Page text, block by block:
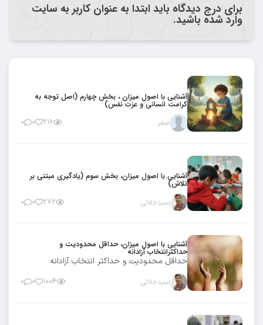
برای درج دیدگاه باید ابتدا به عنوان کاربر به سایت
وارد شده باشید.
آشنایی با اصول میزان ، بخش چهارم (اصل توجه به
کرامت انسانی و عزت نفس)
صفر
۲۱۶ ۰ ۰
آشنایی با اصول میزان، بخش سوم (یادگیری مبتنی بر
تلاش)
سیدجلالی
۲۷۲ ۰ ۰
آشنایی با اصول میزان، حداقل محدودیت و
حداکثرانتخاب آزادانه
حداقل محدودیت و حداکثر انتخاب آزادانه
سیدجلالی ۱۰۰۴ ۰ ۰